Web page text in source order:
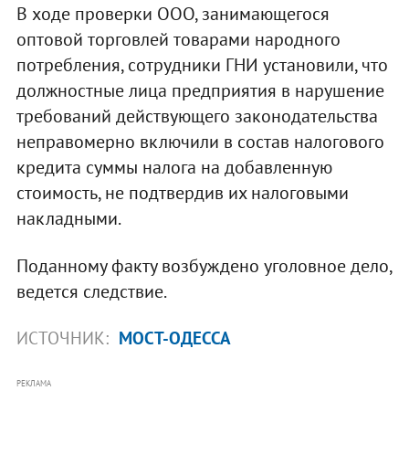
В ходе проверки ООО, занимающегося
оптовой торговлей товарами народного
потребления, сотрудники ГНИ установили, что
должностные лица предприятия в нарушение
требований действующего законодательства
неправомерно включили в состав налогового
кредита суммы налога на добавленную
стоимость, не подтвердив их налоговыми
накладными.
Поданному факту возбуждено уголовное дело,
ведется следствие.
ИСТОЧНИК: МОСТ-ОДЕССА
РЕКЛАМА